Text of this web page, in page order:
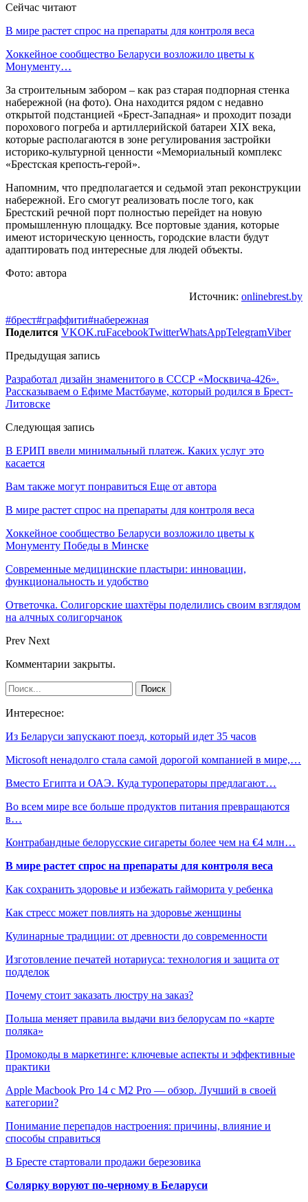
Сейчас читают
В мире растет спрос на препараты для контроля веса
Хоккейное сообщество Беларуси возложило цветы к
Монументу…
За строительным забором – как раз старая подпорная стенка
набережной (на фото). Она находится рядом с недавно
открытой подстанцией «Брест-Западная» и проходит позади
порохового погреба и артиллерийской батареи ХІХ века,
которые располагаются в зоне регулирования застройки
историко-культурной ценности «Мемориальный комплекс
«Брестская крепость-герой».
Напомним, что предполагается и седьмой этап реконструкции
набережной. Его смогут реализовать после того, как
Брестский речной порт полностью перейдет на новую
промышленную площадку. Все портовые здания, которые
имеют историческую ценность, городские власти будут
адаптировать под интересные для людей объекты.
Фото: автора
Источник: onlinebrest.by
#брест#граффити#набережная
Поделится VKOK.ruFacebookTwitterWhatsAppTelegramViber
Предыдущая запись
Разработал дизайн знаменитого в СССР «Москвича-426».
Рассказываем о Ефиме Мастбауме, который родился в Брест-
Литовске
Следующая запись
В ЕРИП ввели минимальный платеж. Каких услуг это
касается
Вам также могут понравиться Еще от автора
В мире растет спрос на препараты для контроля веса
Хоккейное сообщество Беларуси возложило цветы к
Монументу Победы в Минске
Современные медицинские пластыри: инновации,
функциональность и удобство
Ответочка. Солигорские шахтёры поделились своим взглядом
на алчных солигорчанок
Prev Next
Комментарии закрыты.
Интересное:
Из Беларуси запускают поезд, который идет 35 часов
Microsoft ненадолго стала самой дорогой компанией в мире,…
Вместо Египта и ОАЭ. Куда туроператоры предлагают…
Во всем мире все больше продуктов питания превращаются
в…
Контрабандные белорусские сигареты более чем на €4 млн…
В мире растет спрос на препараты для контроля веса
Как сохранить здоровье и избежать гайморита у ребенка
Как стресс может повлиять на здоровье женщины
Кулинарные традиции: от древности до современности
Изготовление печатей нотариуса: технология и защита от
подделок
Почему стоит заказать люстру на заказ?
Польша меняет правила выдачи виз белорусам по «карте
поляка»
Промокоды в маркетинге: ключевые аспекты и эффективные
практики
Apple Macbook Pro 14 с M2 Pro — обзор. Лучший в своей
категории?
Понимание перепадов настроения: причины, влияние и
способы справиться
В Бресте стартовали продажи березовика
Солярку воруют по-черному в Беларуси